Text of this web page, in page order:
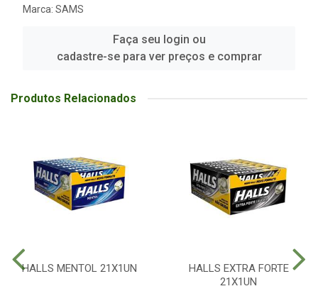
Marca: SAMS
Faça seu login ou
cadastre-se para ver preços e comprar
Produtos Relacionados
HALLS MENTOL 21X1UN
HALLS EXTRA FORTE
21X1UN